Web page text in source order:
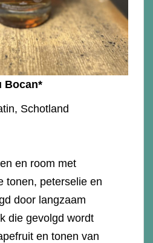
Bocan*
Schotland
en room met
tonen, peterselie en
door langzaam
die gevolgd wordt
en tonen van